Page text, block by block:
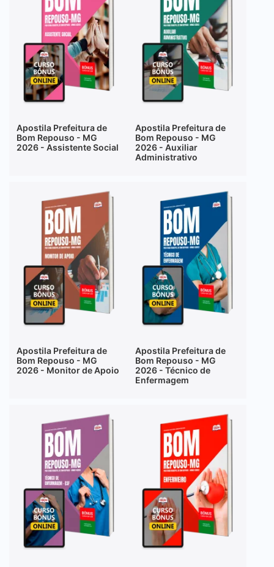
Apostila Prefeitura de
Bom Repouso - MG
2026 - Assistente Social
Apostila Prefeitura de
Bom Repouso - MG
2026 - Auxiliar
Administrativo
Apostila Prefeitura de
Bom Repouso - MG
2026 - Monitor de Apoio
Apostila Prefeitura de
Bom Repouso - MG
2026 - Técnico de
Enfermagem